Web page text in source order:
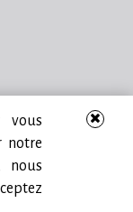
vous
notre
nous